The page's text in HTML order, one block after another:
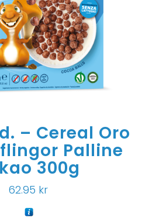
– Cereal Oro
Palline
300g
62.95 kr